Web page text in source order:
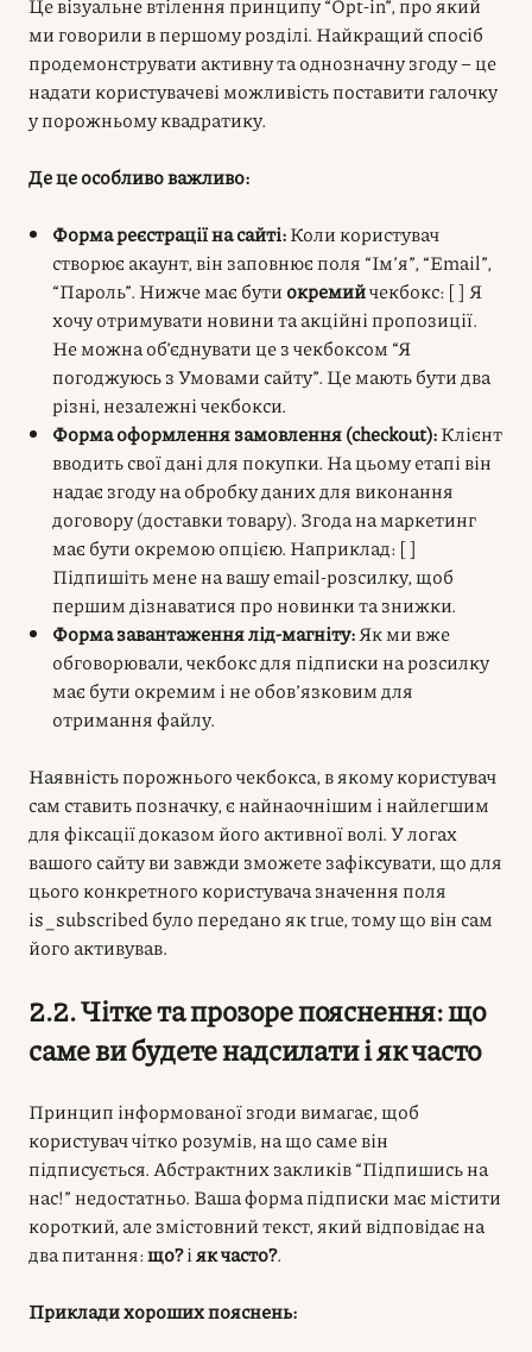
ми говорили в першому розділі. Найкращий спосіб
продемонструвати активну та однозначну згоду – це
надати користувачеві можливість поставити галочку
у порожньому квадратику.
Де це особливо важливо:
Форма реєстрації на сайті:Коли користувач
створює акаунт, він заповнює поля “Ім’я”, “Email”,
“Пароль”. Нижче має бути окремийчекбокс: [ ] Я
хочу отримувати новини та акційні пропозиції.
Не можна об’єднувати це з чекбоксом “Я
погоджуюсь з Умовами сайту”. Це мають бути два
різні, незалежні чекбокси.
Форма оформлення замовлення (checkout):Клієнт
вводить свої дані для покупки. На цьому етапі він
надає згоду на обробку даних для виконання
договору (доставки товару). Згода на маркетинг
має бути окремою опцією. Наприклад: [ ]
Підпишіть мене на вашу email-розсилку, щоб
першим дізнаватися про новинки та знижки.
Форма завантаження лід-магніту:Як ми вже
обговорювали, чекбокс для підписки на розсилку
має бути окремим і не обов’язковим для
отримання файлу.
Наявність порожнього чекбокса, в якому користувач
сам ставить позначку, є найнаочнішим і найлегшим
для фіксації доказом його активної волі. У логах
вашого сайту ви завжди зможете зафіксувати, що для
цього конкретного користувача значення поля
is_subscribed було передано як true, тому що він сам
його активував.
2.2. Чітке та прозоре пояснення: що
саме ви будете надсилати і як часто
Принцип інформованої згоди вимагає, щоб
користувач чітко розумів, на що саме він
підписується. Абстрактних закликів “Підпишись на
нас!” недостатньо. Ваша форма підписки має містити
короткий, але змістовний текст, який відповідає на
два питання:що?іяк часто?.
Приклади хороших пояснень: